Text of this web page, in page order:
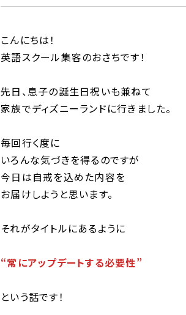
こんにちは！
英語スクール集客のおさちです！
先日、息子の誕生日祝いも兼ねて
家族でディズニーランドに行きました。
毎回行く度に
いろんな気づきを得るのですが
今日は自戒を込めた内容を
お届けしようと思います。
それがタイトルにあるように
“常にアップデートする必要性”
という話です！